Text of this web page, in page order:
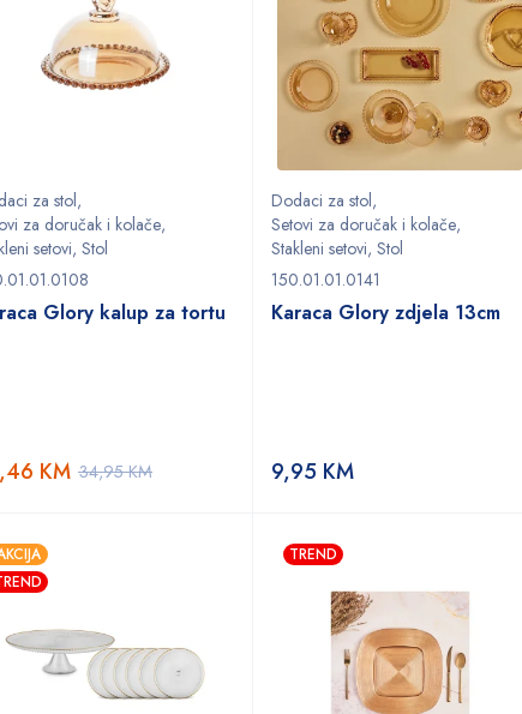
za stol,
za doručak i kolače,
setovi, Stol
Glory kalup za tortu
34,95KM
KM
Dodaci za stol,
Setovi za doručak i kolače,
Stakleni setovi, Stol
150.01.01.0141
Karaca Glory zdjela 13cm
9,95 KM
TREND